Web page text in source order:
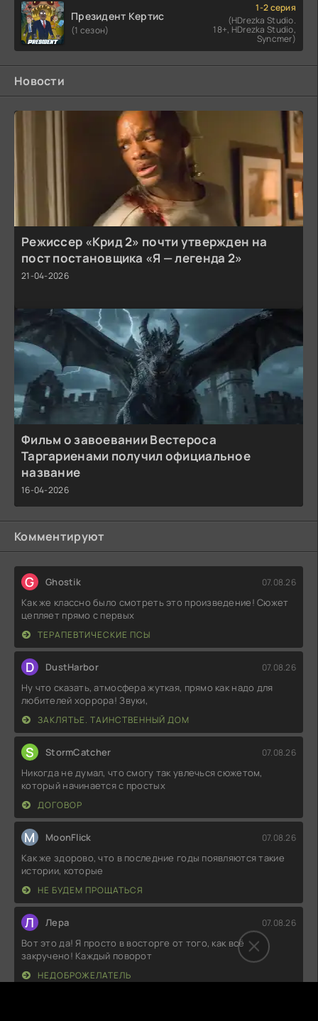
Президент Кертис
(1 сезон)
1-2 серия
(HDrezka Studio.
18+, HDrezka Studio,
Syncmer)
Новости
Режиссер «Крид 2» почти утвержден на
пост постановщика «Я — легенда 2»
21-04-2026
Фильм о завоевании Вестероса
Таргариенами получил официальное
название
16-04-2026
Комментируют
G Ghostik 07.08.26
Как же классно было смотреть это произведение! Сюжет
цепляет прямо с первых
ТЕРАПЕВТИЧЕСКИЕ ПСЫ
D DustHarbor 07.08.26
Ну что сказать, атмосфера жуткая, прямо как надо для
любителей хоррора! Звуки,
ЗАКЛЯТЬЕ. ТАИНСТВЕННЫЙ ДОМ
S StormCatcher 07.08.26
Никогда не думал, что смогу так увлечься сюжетом,
который начинается с простых
ДОГОВОР
M MoonFlick 07.08.26
Как же здорово, что в последние годы появляются такие
истории, которые
НЕ БУДЕМ ПРОЩАТЬСЯ
Л Лера 07.08.26
Вот это да! Я просто в восторге от того, как всё
закручено! Каждый поворот
НЕДОБРОЖЕЛАТЕЛЬ